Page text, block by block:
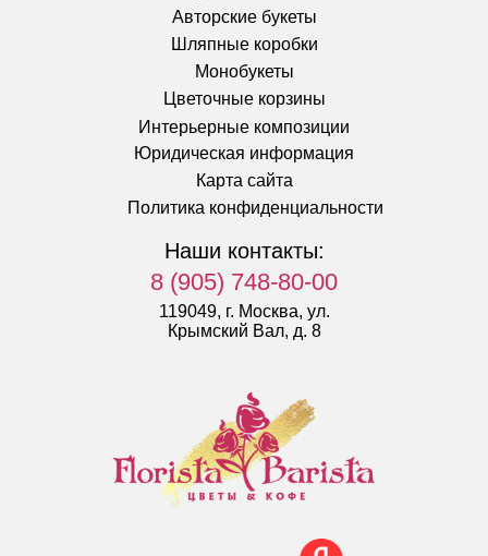
Авторские букеты
Шляпные коробки
Монобукеты
Цветочные корзины
Наши контакты:
8 (905) 748-80-00
119049, г. Москва, ул.
Крымский Вал, д. 8
Интерьерные композиции
Политика конфиденциальности
Юридическая информация
Карта сайта